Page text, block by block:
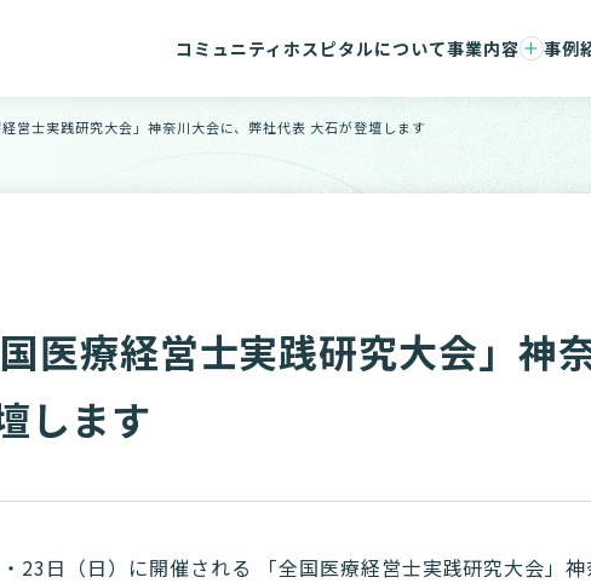
コミュニティホスピタルについて事業内容
事業承継支援
コンサルティング/ハンズオン
事例
会
マ
メ
営士実践研究大会」神奈川大会に、弊社代表 大石が登壇します
医療経営士実践研究大会」神
します
23日（日）に開催される 「全国医療経営士実践研究大会」